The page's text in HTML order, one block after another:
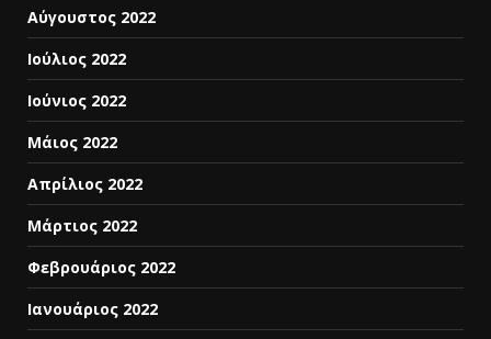
Αύγουστος 2022
Ιούλιος 2022
Ιούνιος 2022
Μάιος 2022
Απρίλιος 2022
Μάρτιος 2022
Φεβρουάριος 2022
Ιανουάριος 2022